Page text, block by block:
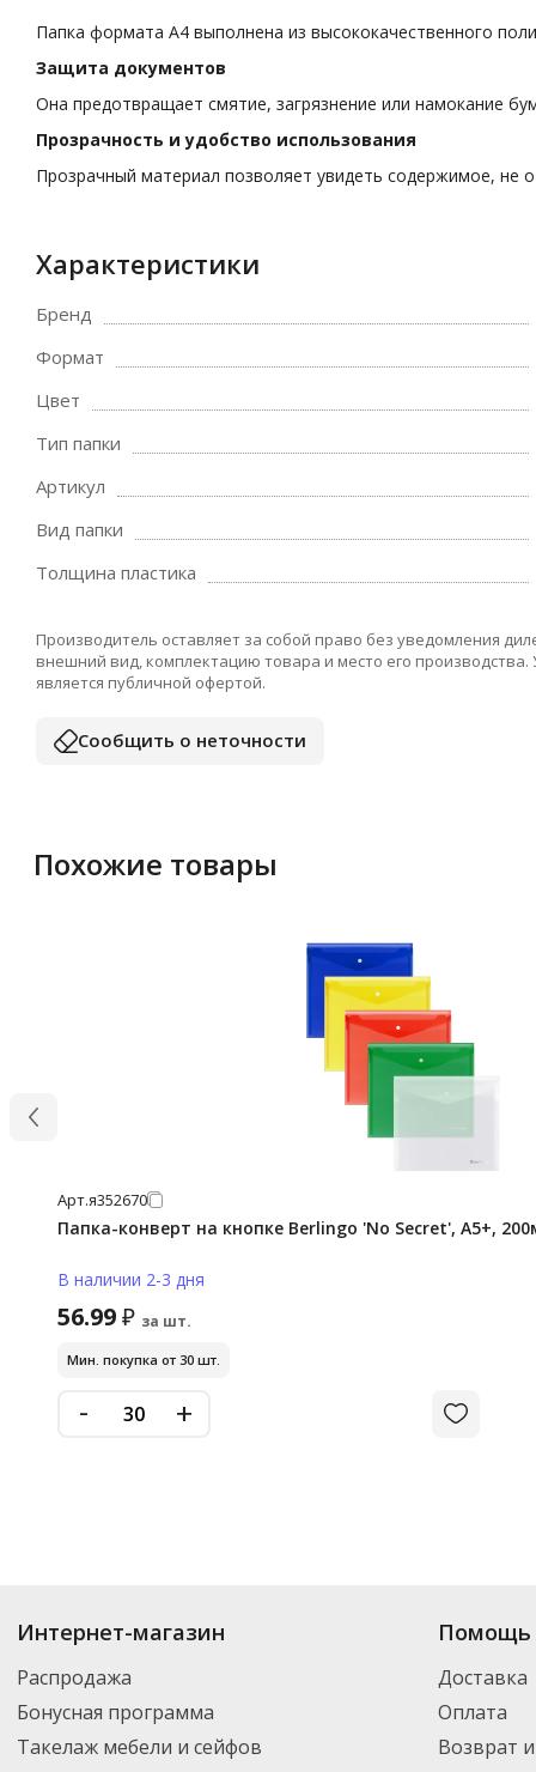
Папка формата А4 выполнена из высококачественного
Защита документов
Она предотвращает смятие, загрязнение или намокание
Прозрачность и удобство использования
Прозрачный материал позволяет увидеть содержимое, не
Характеристики
Бренд
Формат
Цвет
Тип папки
Артикул
Вид папки
Толщина пластика
Производитель оставляет за собой право без уведомления
внешний вид, комплектацию товара и место его
является публичной офертой.
Сообщить о неточности
Похожие товары
Арт.я352670
Папка-конверт на кнопке Berlingo 'No Secret', А5+,
В наличии 2-3 дня
56.99₽ за шт.
Мин. покупка от 30 шт.
- +
Интернет-магазин
Распродажа
Бонусная программа
Такелаж мебели и сейфов
Помощь
Доставка
Оплата
Возврат